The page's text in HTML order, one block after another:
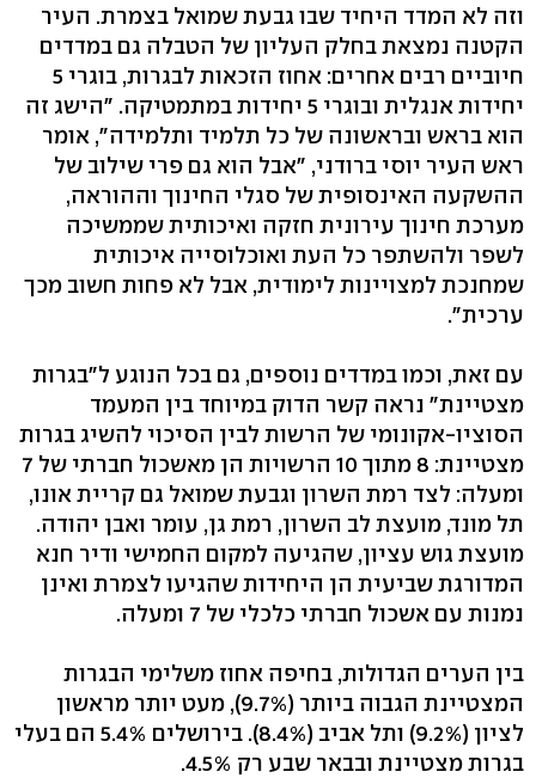
וזה לא המדד היחיד שבו גבעת שמואל בצמרת. העיר
הקטנה נמצאת בחלק העליון של הטבלה גם במדדים
חיוביים רבים אחרים: אחוז הזכאות לבגרות, בוגרי 5
יחידות אנגלית ובוגרי 5 יחידות במתמטיקה. "הישג זה
הוא בראש ובראשונה של כל תלמיד ותלמידה", אומר
ראש העיר יוסי ברודני, "אבל הוא גם פרי שילוב של
ההשקעה האינסופית של סגלי החינוך וההוראה,
מערכת חינוך עירונית חזקה ואיכותית שממשיכה
לשפר ולהשתפר כל העת ואוכלוסייה איכותית
שמחנכת למצויינות לימודית, אבל לא פחות חשוב מכך
ערכית".
עם זאת, וכמו במדדים נוספים, גם בכל הנוגע ל"בגרות
מצטיינת" נראה קשר הדוק במיוחד בין המעמד
הסוציו-אקונומי של הרשות לבין הסיכוי להשיג בגרות
מצטיינת: 8 מתוך 10 הרשויות הן מאשכול חברתי של 7
ומעלה: לצד רמת השרון וגבעת שמואל גם קריית אונו,
תל מונד, מועצת לב השרון, רמת גן, עומר ואבן יהודה.
מועצת גוש עציון, שהגיעה למקום החמישי ודיר חנא
המדורגת שביעית הן היחידות שהגיעו לצמרת ואינן
נמנות עם אשכול חברתי כלכלי של 7 ומעלה.
בין הערים הגדולות, בחיפה אחוז משלימי הבגרות
המצטיינת הגבוה ביותר (9.7%), מעט יותר מראשון
לציון (9.2%) ותל אביב (8.4%). בירושלים 5.4% הם בעלי
בגרות מצטיינת ובבאר שבע רק 4.5%.